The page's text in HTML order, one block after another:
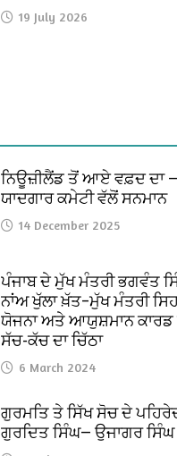
19 July 2026
ਨਿਊਜ਼ੀਲੈਂਡ ਤੋਂ ਆਏ ਵਫ਼ਦ ਦਾ
ਯਾਦਗਾਰ ਕਮੇਟੀ ਵੱਲੋਂ ਸਨਮਾਨ
14 December 2025
ਪੰਜਾਬ ਦੇ ਮੁੱਖ ਮੰਤਰੀ ਭਗਵੰਤ
ਨਾਂਅ ਖੁੱਲਾ ਖ਼ੱਤ–ਮੁੱਖ ਮੰਤਰੀ
ਯੋਜਨਾ ਅਤੇ ਆਯੁਸ਼ਮਾਨ ਕਾਰਡ
ਸੱਚ-ਕੱਚ ਦਾ ਚਿੱਠਾ
6 March 2024
ਗੁਰਮਤਿ ਤੇ ਸਿੱਖ ਸੋਚ ਦੇ
ਗੁਰਦਿਤ ਸਿੰਘ— ਉਜਾਗਰ ਸਿੰਘ